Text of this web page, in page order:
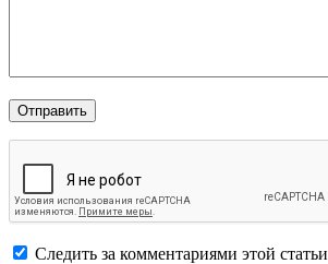
Следить за комментариями этой статьи